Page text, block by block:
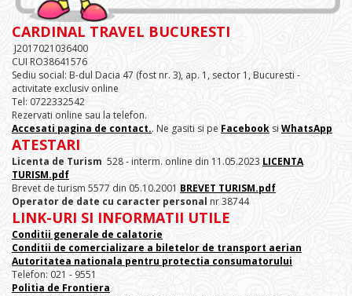
CARDINAL TRAVEL BUCURESTI
J2017021036400
CUI RO38641576
Sediu social: B-dul Dacia 47 (fost nr. 3), ap. 1, sector 1, Bucuresti -
activitate exclusiv online
Tel: 0722332542
Rezervati online sau la telefon.
Accesati pagina de contact.. Ne gasiti si pe Facebook si WhatsApp
ATESTARI
Licenta de Turism 528 - interm. online din 11.05.2023 LICENTA
TURISM.pdf
Brevet de turism 5577 din 05.10.2001 BREVET TURISM.pdf
Operator de date cu caracter personal nr 38744
LINK-URI SI INFORMATII UTILE
Conditii generale de calatorie
Conditii de comercializare a biletelor de transport aerian
Autoritatea nationala pentru protectia consumatorului
Telefon: 021 - 9551
Politia de Frontiera